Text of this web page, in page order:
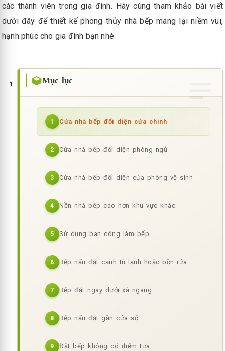
các thành viên trong gia đình. Hãy cùng tham khảo bài viết
dưới đây để thiết kế phong thủy nhà bếp mang lại niềm vui,
hạnh phúc cho gia đình bạn nhé.
Mục lục
1 Cửa nhà bếp đối diện cửa chính
2 Cửa nhà bếp đối diện phòng ngủ
3 Cửa nhà bếp đối diện cửa phòng vệ sinh
4 Nền nhà bếp cao hơn khu vực khác
5 Sử dụng ban công làm bếp
6 Bếp nấu đặt cạnh tủ lạnh hoặc bồn rửa
7 Bếp đặt ngay dưới xà ngang
8 Bếp nấu đặt gần cửa sổ
9 Đặt bếp không có điểm tựa